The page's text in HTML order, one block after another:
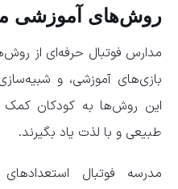
روش‌های آموزشی
مدارس فوتبال حرفه‌ای از
بازی‌های آموزشی، و
این روش‌ها به کودکان کمک
طبیعی و با لذت یاد بگیرند.
مدرسه فوتبال